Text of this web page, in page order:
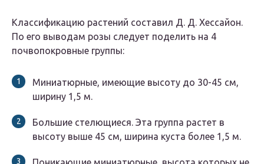
Классификацию растений составил Д. Д. Хессайон.
По его выводам розы следует поделить на 4
почвопокровные группы:
Миниатюрные, имеющие высоту до 30-45 см,
ширину 1,5 м.
Большие стелющиеся. Эта группа растет в
высоту выше 45 см, ширина куста более 1,5 м.